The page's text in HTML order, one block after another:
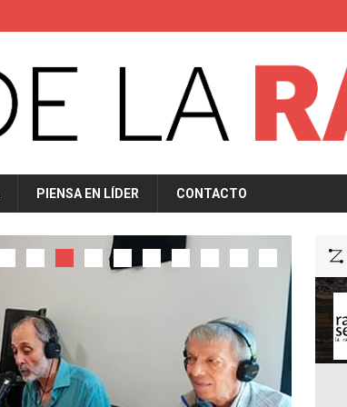
PIENSA EN LÍDER CONTACTO